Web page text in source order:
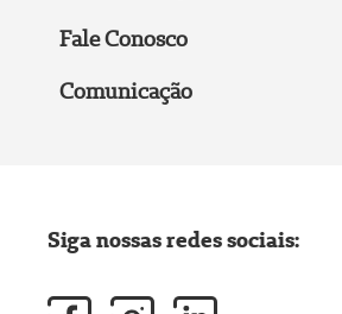
Fale Conosco
Comunicação
Siga nossas redes sociais: